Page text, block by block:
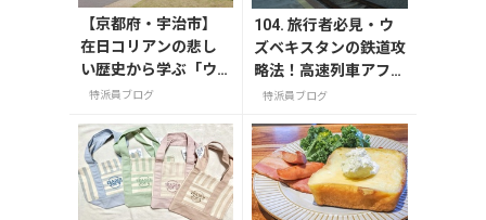
【京都府・宇治市】
在日コリアンの悲し
い歴史から学ぶ「ウ
トロの歩き方」
特派員ブログ
104. 旅行者必見・ウ
ズベキスタンの鉄道攻
略法！高速列車アフラ
シアブ号から旅情あふ
特派員ブログ